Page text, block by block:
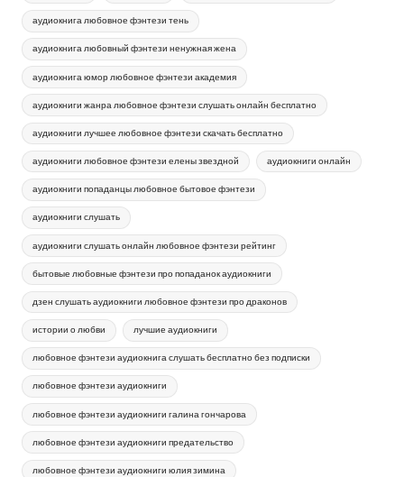
аудиокнига любовное фэнтези тень
аудиокнига любовный фэнтези ненужная жена
аудиокнига юмор любовное фэнтези академия
аудиокниги жанра любовное фэнтези слушать онлайн бесплатно
аудиокниги лучшее любовное фэнтези скачать бесплатно
аудиокниги любовное фэнтези елены звездной аудиокниги онлайн
аудиокниги попаданцы любовное бытовое фэнтези
аудиокниги слушать
аудиокниги слушать онлайн любовное фэнтези рейтинг
бытовые любовные фэнтези про попаданок аудиокниги
дзен слушать аудиокниги любовное фэнтези про драконов
истории о любви лучшие аудиокниги
любовное фэнтези аудиокнига слушать бесплатно без подписки
любовное фэнтези аудиокниги
любовное фэнтези аудиокниги галина гончарова
любовное фэнтези аудиокниги предательство
любовное фэнтези аудиокниги юлия зимина